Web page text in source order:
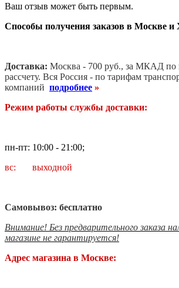
Ваш отзыв может быть первым.
Способы получения заказов в Москве и
Доставка: Москва - 700 руб., за МКАД по
рассчету. Вся Россия - по тарифам
компаний подробнее »
Режим работы службы доставки:
пн-пт: 10:00 - 21:00;
вс: выходной
Самовывоз: бесплатно
Внимание! Без предварительного заказа
магазине не гарантируется!
Адрес магазина в Москве: